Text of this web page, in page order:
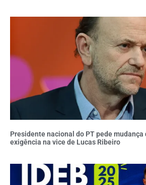
Presidente nacional do PT pede
exigência na vice de Lucas Ribeiro